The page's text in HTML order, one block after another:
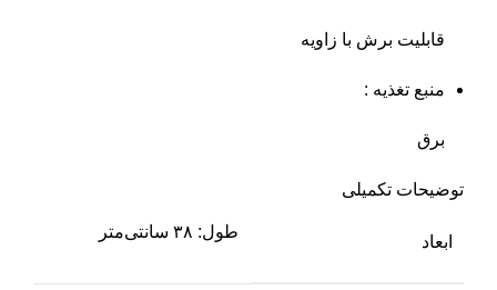
قابلیت برش با زاویه
منبع تغذیه :
برق
توضیحات تکمیلی
ابعاد
طول: ۳۸ سانتی‌متر